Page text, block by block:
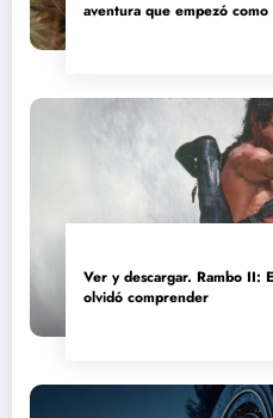
aventura que empezó
Ver y descargar. Rambo II:
olvidó comprender